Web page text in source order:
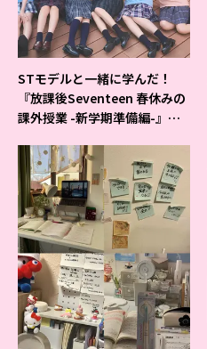
STモデルと一緒に学んだ！
『放課後Seventeen 春休みの
課外授業 -新学期準備編-』イ